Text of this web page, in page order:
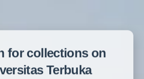
for collections on
Terbuka